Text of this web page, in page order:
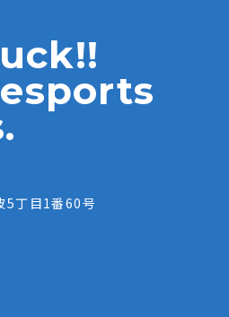
5丁目1番60号